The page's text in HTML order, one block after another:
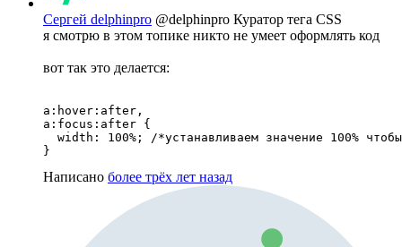
Сергей delphinpro @delphinpro Куратор тега CSS
я смотрю в этом топике никто не умеет оформлять код
вот так это делается:
a:hover:after,
a:focus:after {
width: 100%; /*устанавливаем значение 100%
}
Написано более трёх лет назад